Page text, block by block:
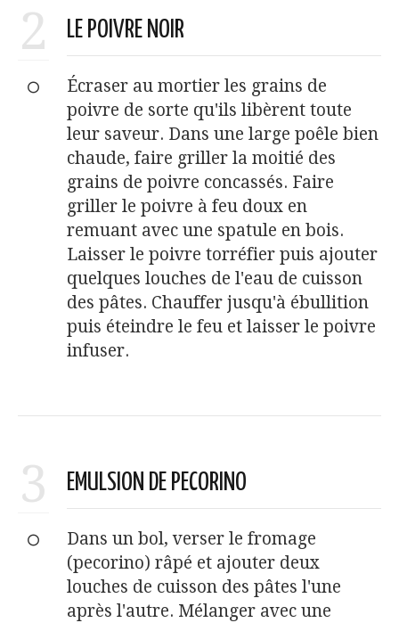
2 LE POIVRE NOIR
Écraser au mortier les grains de
poivre de sorte qu'ils libèrent toute
leur saveur. Dans une large poêle bien
chaude, faire griller la moitié des
grains de poivre concassés. Faire
griller le poivre à feu doux en
remuant avec une spatule en bois.
Laisser le poivre torréfier puis ajouter
quelques louches de l'eau de cuisson
des pâtes. Chauffer jusqu'à ébullition
puis éteindre le feu et laisser le poivre
infuser.
3 EMULSION DE PECORINO
Dans un bol, verser le fromage
(pecorino) râpé et ajouter deux
louches de cuisson des pâtes l'une
après l'autre. Mélanger avec une